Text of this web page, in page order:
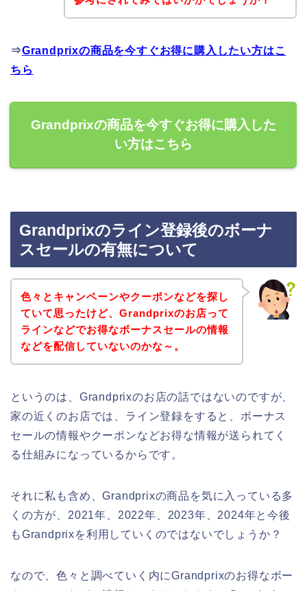
⇒Grandprixの商品を今すぐお得に購入したい方はこ
ちら
Grandprixの商品を今すぐお得に購入した
い方はこちら
Grandprixのライン登録後のボーナ
スセールの有無について
色々とキャンペーンやクーポンなどを探し
ていて思ったけど、Grandprixのお店って
ラインなどでお得なボーナスセールの情報
などを配信していないのかな～。
というのは、Grandprixのお店の話ではないのですが、
家の近くのお店では、ライン登録をすると、ボーナス
セールの情報やクーポンなどお得な情報が送られてく
る仕組みになっているからです。
それに私も含め、Grandprixの商品を気に入っている多
くの方が、2021年、2022年、2023年、2024年と今後
もGrandprixを利用していくのではないでしょうか？
なので、色々と調べていく内にGrandprixのお得なボー